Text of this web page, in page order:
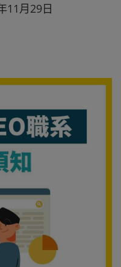
11月29日